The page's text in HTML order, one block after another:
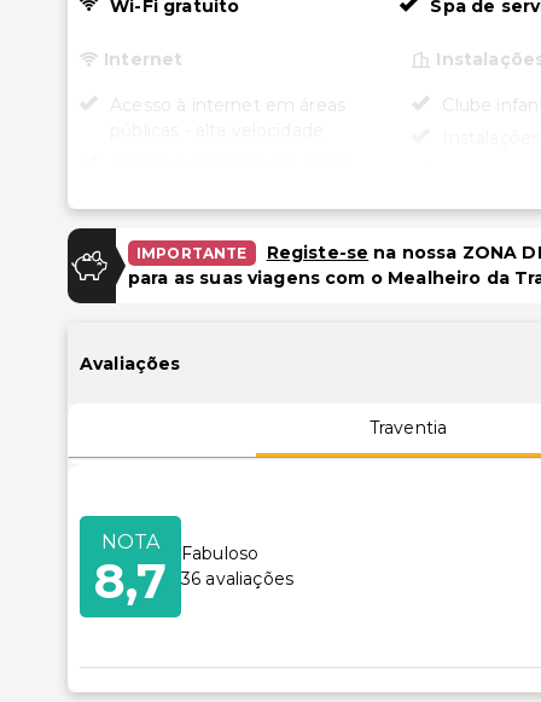
Wi-Fi gratuito Spa de
Internet
Acesso à internet em áreas
Estacionamento
Garagem
Spa de serviço completo
Sala(s) de tratamento de spa
Piscina infantil
Clube
Receção
acessível
para
cadeira de
IMPORTANTE Registe-se na nossa ZONA
para as suas viagens com o Mealheiro da
Avaliações
Traventia
NOTA
8,7
Fabuloso
36 avaliações